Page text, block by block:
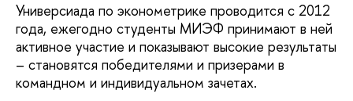
Универсиада по эконометрике проводится с 2012
года, ежегодно студенты МИЭФ принимают в ней
активное участие и показывают высокие результаты
– становятся победителями и призерами в
командном и индивидуальном зачетах.